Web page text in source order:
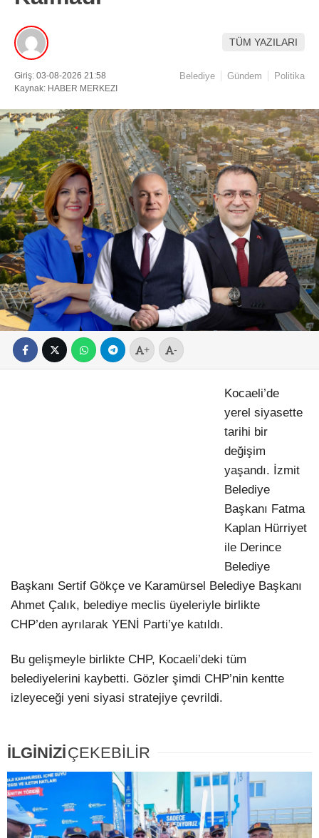
TÜM YAZILARI
Giriş: 03-08-2026 21:58
Kaynak: HABER MERKEZI
Belediye Gündem Politika
+ -
Kocaeli’de
yerel siyasette
tarihi bir
değişim
yaşandı. İzmit
Belediye
Başkanı Fatma
Kaplan Hürriyet
ile Derince
Belediye
Başkanı Sertif Gökçe ve Karamürsel Belediye Başkanı
Ahmet Çalık, belediye meclis üyeleriyle birlikte
CHP’den ayrılarak YENİ Parti’ye katıldı.
Bu gelişmeyle birlikte CHP, Kocaeli’deki tüm
belediyelerini kaybetti. Gözler şimdi CHP’nin kentte
izleyeceği yeni siyasi stratejiye çevrildi.
İLGİNİZİÇEKEBİLİR